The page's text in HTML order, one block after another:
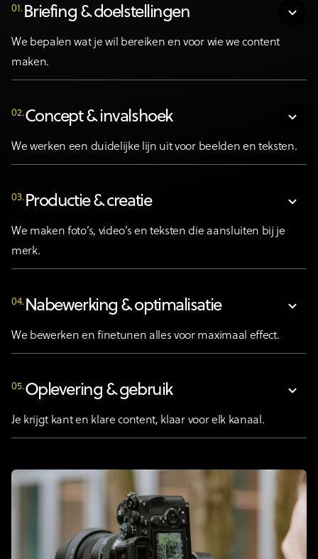
01. Briefing & doelstellingen
We bepalen wat je wil bereiken en voor wie we content
maken.
02.Concept & invalshoek
We werken een duidelijke lijn uit voor beelden en teksten.
03. Productie & creatie
We maken foto’s, video’s en teksten die aansluiten bij je
merk.
04. Nabewerking & optimalisatie
We bewerken en finetunen alles voor maximaal effect.
05.Oplevering & gebruik
Je krijgt kant en klare content, klaar voor elk kanaal.